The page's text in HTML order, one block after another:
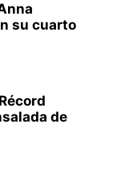
su cuarto
de